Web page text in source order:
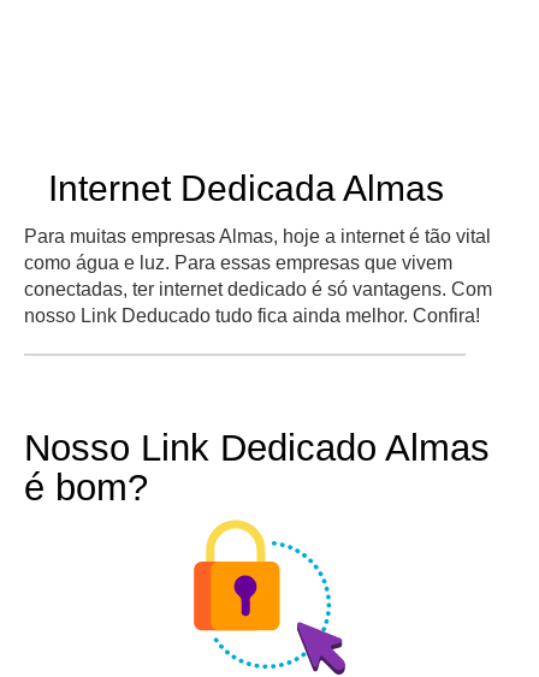
Internet Dedicada Almas
Para muitas empresas Almas, hoje a internet é tão vital
como água e luz. Para essas empresas que vivem
conectadas, ter internet dedicado é só vantagens. Com
nosso Link Deducado tudo fica ainda melhor. Confira!
Nosso Link Dedicado Almas
é bom?